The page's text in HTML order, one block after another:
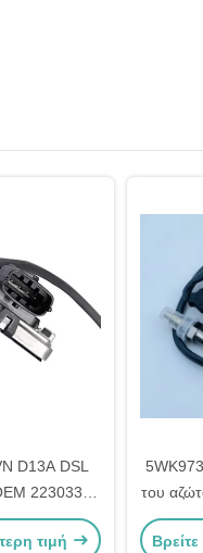
D13A DSL
22303391
τιμή
του
6